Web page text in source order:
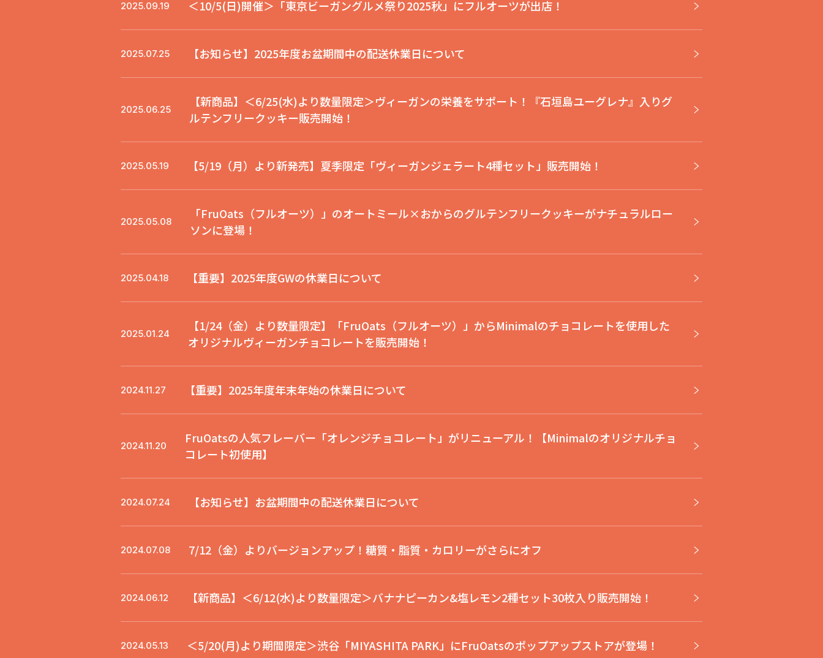
2025.09.19 ＜10/5(日)開催＞「東京ビーガングルメ祭り2025秋」にフルオーツが出店！
2025.07.25 【お知らせ】2025年度お盆期間中の配送休業日について
2025.06.25
【新商品】＜6/25(水)より数量限定＞ヴィーガンの栄養をサポート！『石垣島ユーグレナ』入りグ
ルテンフリークッキー販売開始！
2025.05.19 【5/19（月）より新発売】夏季限定「ヴィーガンジェラート4種セット」販売開始！
2025.05.08
「FruOats（フルオーツ）」のオートミール×おからのグルテンフリークッキーがナチュラルロー
ソンに登場！
2025.04.18 【重要】2025年度GWの休業日について
2025.01.24
【1/24（金）より数量限定】「FruOats（フルオーツ）」からMinimalのチョコレートを使用した
オリジナルヴィーガンチョコレートを販売開始！
2024.11.27 【重要】2025年度年末年始の休業日について
2024.11.20
FruOatsの人気フレーバー「オレンジチョコレート」がリニューアル！【Minimalのオリジナルチョ
コレート初使用】
2024.07.24 【お知らせ】お盆期間中の配送休業日について
2024.07.08 7/12（金）よりバージョンアップ！糖質・脂質・カロリーがさらにオフ
2024.06.12 【新商品】＜6/12(水)より数量限定＞バナナピーカン&塩レモン2種セット30枚入り販売開始！
2024.05.13 ＜5/20(月)より期間限定＞渋谷「MIYASHITA PARK」にFruOatsのポップアップストアが登場！